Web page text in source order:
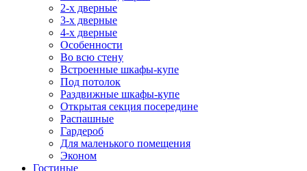
2-х дверные
3-х дверные
4-х дверные
Особенности
Во всю стену
Встроенные шкафы-купе
Под потолок
Раздвижные шкафы-купе
Открытая секция посередине
Распашные
Гардероб
Для маленького помещения
Эконом
Гостиные